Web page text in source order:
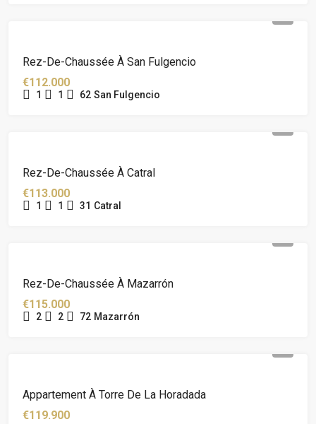
Rez-De-Chaussée À San Fulgencio
€112.000
1 1 62 San Fulgencio
Rez-De-Chaussée À Catral
€113.000
1 1 31 Catral
Rez-De-Chaussée À Mazarrón
€115.000
2 2 72 Mazarrón
Appartement À Torre De La Horadada
€119.900